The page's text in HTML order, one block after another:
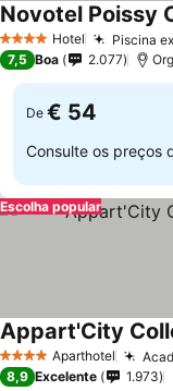
4 EstrelasHotel Piscina
Novotel Poissy
7,5 Boa 2.077
De € 54
Consulte os preços
Escolha popular
4 EstrelasAparthotel
Appart'City
8,9 Excelente 1.973